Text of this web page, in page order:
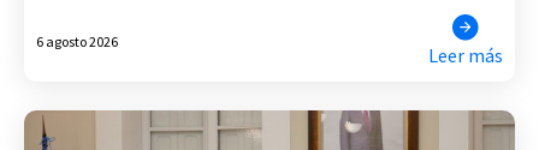
6 agosto 2026
Leer más